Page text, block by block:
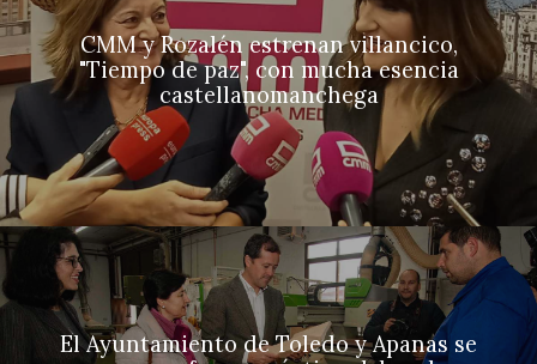
CMM y Rozalén estrenan villancico,
"Tiempo de paz", con mucha esencia
castellanomanchega
El Ayuntamiento de Toledo y Apanas se